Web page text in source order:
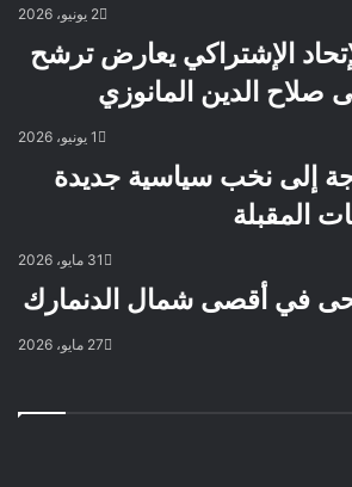
2 يونيو، 2026
الإشتراكي يعارض ترشح
صلاح الدين المانوزي
1 يونيو، 2026
إلى نخب سياسية جديدة
المقبلة
31 مايو، 2026
في أقصى شمال الدنمارك
27 مايو، 2026